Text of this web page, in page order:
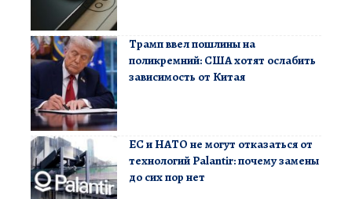
Трамп ввел пошлины на
поликремний: США хотят ослабить
зависимость от Китая
ЕС и НАТО не могут отказаться от
технологий Palantir: почему замены
до сих пор нет